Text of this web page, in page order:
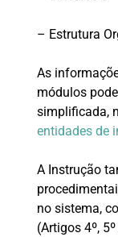
– Estrutura
As
módulos
simplificada,
entidades de
A Instrução
no sistema,
(Artigos 4º,